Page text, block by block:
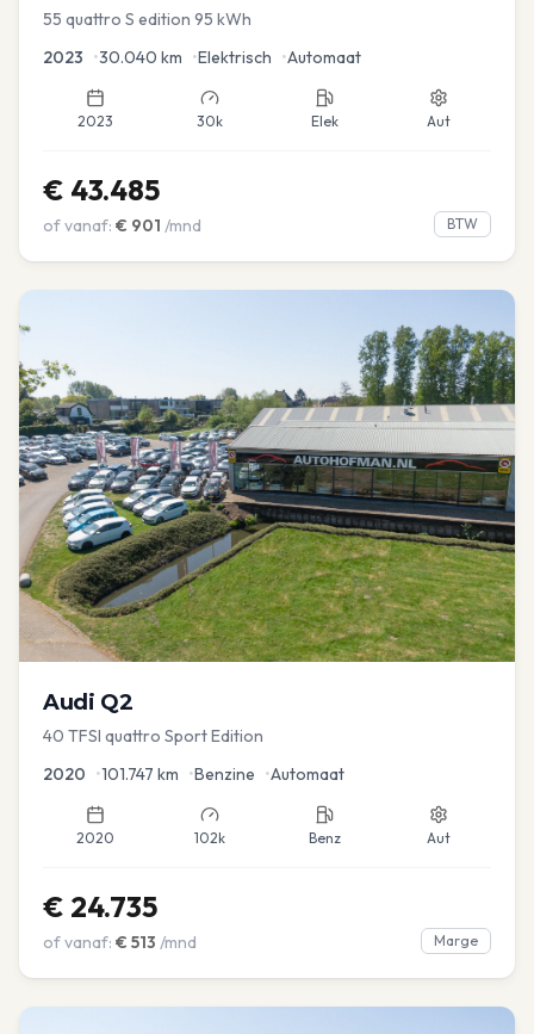
55 quattro S edition 95 kWh
2023 •30.040 km •Elektrisch •Automaat
2023 30k Elek Aut
€ 43.485
of vanaf: € 901 /mnd BTW
Audi Q2
40 TFSI quattro Sport Edition
2020 •101.747 km •Benzine •Automaat
2020 102k Benz Aut
€ 24.735
of vanaf: € 513 /mnd Marge